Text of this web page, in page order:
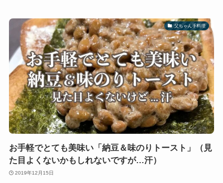
父ちゃん手料理
お手軽でとても美味い「納豆＆味のりトースト」（見
た目よくないかもしれないですが…汗）
2019年12月15日